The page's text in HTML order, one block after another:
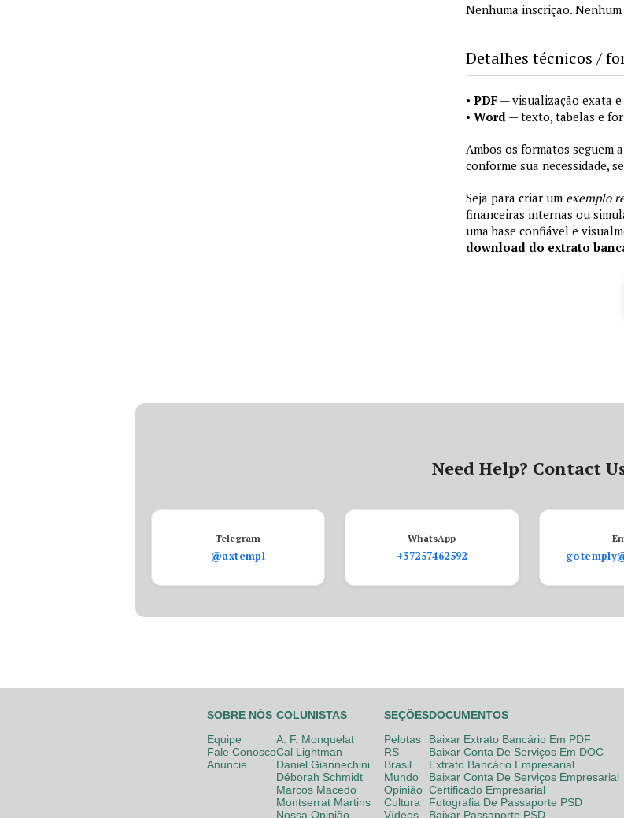
Nenhuma inscrição.
Detalhes técnicos /
• PDF — visualização exata
• Word — texto, tabelas e
Ambos os formatos seguem
conforme sua necessidade,
Seja para criar um exemplo
financeiras internas ou
uma base confiável e
download do extrato
Need Help? Contact
Telegram
@axtempl
WhatsApp
+37257462592
SOBRE NÓS
Equipe
Fale Conosco
Anuncie
COLUNISTAS
A. F. Monquelat
Cal Lightman
Daniel Giannechini
Déborah Schmidt
Marcos Macedo
Montserrat Martins
Nossa Opinião
SEÇÕES
Pelotas
RS
Brasil
Mundo
Opinião
Cultura
Vídeos
DOCUMENTOS
Baixar Extrato Bancário Em PDF
Baixar Conta De Serviços Em DOC
Extrato Bancário Empresarial
Baixar Conta De Serviços Empresarial
Certificado Empresarial
Fotografia De Passaporte PSD
Baixar Passaporte PSD